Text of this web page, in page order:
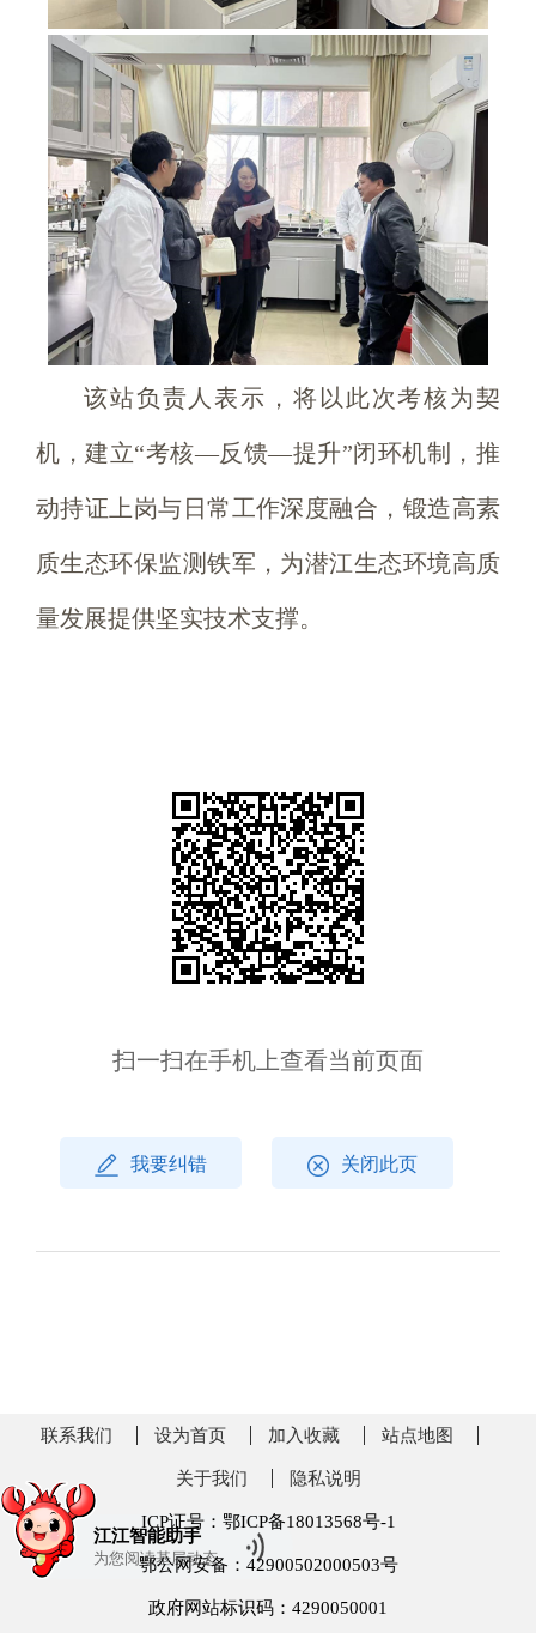
江江智能助手
为您阅读基层动态
该站负责人表示，将以此次考核为契
机，建立“考核—反馈—提升”闭环机制，推
动持证上岗与日常工作深度融合，锻造高素
质生态环保监测铁军，为潜江生态环境高质
量发展提供坚实技术支撑。
扫一扫在手机上查看当前页面
我要纠错 关闭此页
联系我们 设为首页 加入收藏 站点地图
关于我们 隐私说明
ICP证号：鄂ICP备18013568号-1
鄂公网安备：42900502000503号
政府网站标识码：4290050001